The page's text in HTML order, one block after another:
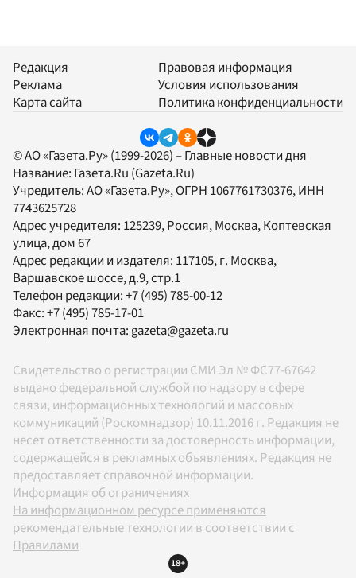
Редакция
Реклама
Карта сайта
Правовая информация
Условия использования
Политика конфиденциальности
© АО «Газета.Ру» (1999-2026) – Главные новости дня
Название: Газета.Ru (Gazeta.Ru)
Учредитель:АО «Газета.Ру», ОГРН 1067761730376, ИНН
7743625728
Адрес учредителя: 125239, Россия, Москва, Коптевская
улица, дом 67
Адрес редакции и издателя: 117105, г. Москва,
Варшавское шоссе, д.9, стр.1
Телефон редакции:+7 (495) 785-00-12
Факс:+7 (495) 785-17-01
Электронная почта: gazeta@gazeta.ru
Свидетельство о регистрации СМИ Эл № ФС77-67642
выдано федеральной службой по надзору в сфере
связи, информационных технологий и массовых
коммуникаций (Роскомнадзор) 10.11.2016 г. Редакция не
несет ответственности за достоверность информации,
содержащейся в рекламных объявлениях. Редакция не
предоставляет справочной информации.
Информация об ограничениях
На информационном ресурсе применяются
рекомендательные технологии в соответствии с
Правилами
18+